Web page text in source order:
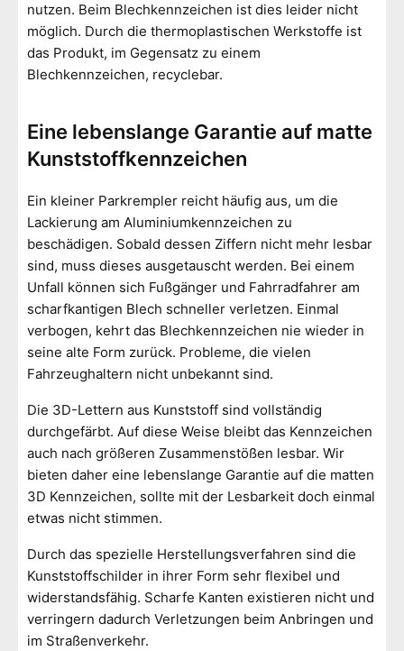
nutzen. Beim Blechkennzeichen ist dies leider nicht
möglich. Durch die thermoplastischen Werkstoffe ist
das Produkt, im Gegensatz zu einem
Blechkennzeichen, recyclebar.
Eine lebenslange Garantie auf matte
Kunststoffkennzeichen
Ein kleiner Parkrempler reicht häufig aus, um die
Lackierung am Aluminiumkennzeichen zu
beschädigen. Sobald dessen Ziffern nicht mehr lesbar
sind, muss dieses ausgetauscht werden. Bei einem
Unfall können sich Fußgänger und Fahrradfahrer am
scharfkantigen Blech schneller verletzen. Einmal
verbogen, kehrt das Blechkennzeichen nie wieder in
seine alte Form zurück. Probleme, die vielen
Fahrzeughaltern nicht unbekannt sind.
Die 3D-Lettern aus Kunststoff sind vollständig
durchgefärbt. Auf diese Weise bleibt das Kennzeichen
auch nach größeren Zusammenstößen lesbar. Wir
bieten daher eine lebenslange Garantie auf die matten
3D Kennzeichen, sollte mit der Lesbarkeit doch einmal
etwas nicht stimmen.
Durch das spezielle Herstellungsverfahren sind die
Kunststoffschilder in ihrer Form sehr flexibel und
widerstandsfähig. Scharfe Kanten existieren nicht und
verringern dadurch Verletzungen beim Anbringen und
im Straßenverkehr.